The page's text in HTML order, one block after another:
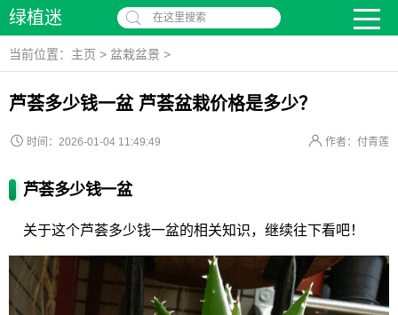
绿植迷 在这里搜索
当前位置： 主页 > 盆栽盆景 >
芦荟多少钱一盆 芦荟盆栽价格是多少？
时间：2026-01-04 11:49:49 作者：付青莲
芦荟多少钱一盆
关于这个芦荟多少钱一盆的相关知识，继续往下看吧！